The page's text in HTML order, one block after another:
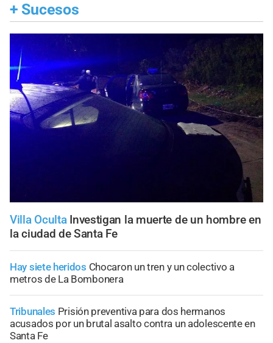
+ Sucesos
Villa Oculta Investigan la muerte de un hombre en
la ciudad de Santa Fe
Hay siete heridos Chocaron un tren y un colectivo a
metros de La Bombonera
Tribunales Prisión preventiva para dos hermanos
acusados por un brutal asalto contra un adolescente en
Santa Fe